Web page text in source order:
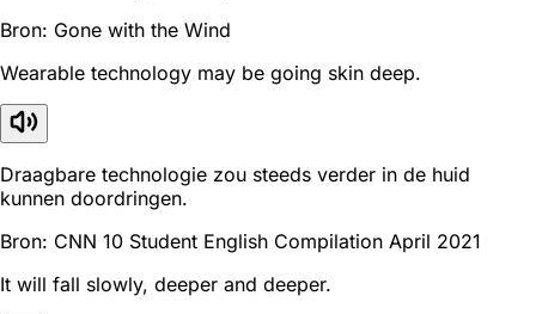
Bron: Gone with the Wind
Wearable technology may be going skin deep.
Draagbare technologie zou steeds verder in de huid
kunnen doordringen.
Bron: CNN 10 Student English Compilation April 2021
It will fall slowly, deeper and deeper.